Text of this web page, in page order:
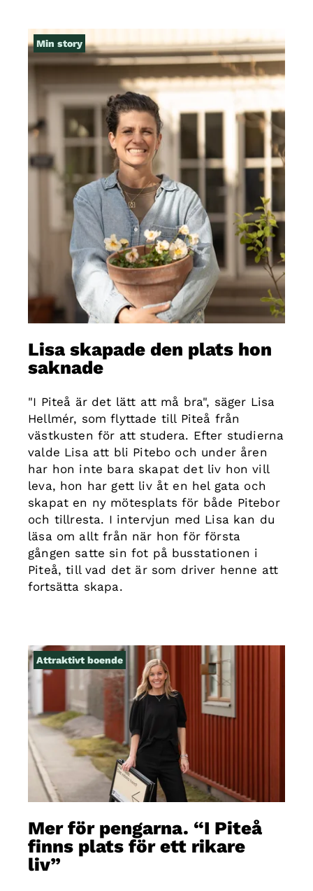
Min story
Lisa skapade den plats hon
saknade
"I Piteå är det lätt att må bra", säger Lisa
Hellmér, som flyttade till Piteå från
västkusten för att studera. Efter studierna
valde Lisa att bli Pitebo och under åren
har hon inte bara skapat det liv hon vill
leva, hon har gett liv åt en hel gata och
skapat en ny mötesplats för både Pitebor
och tillresta. I intervjun med Lisa kan du
läsa om allt från när hon för första
gången satte sin fot på busstationen i
Piteå, till vad det är som driver henne att
fortsätta skapa.
Attraktivt boende
Mer för pengarna. “I Piteå
finns plats för ett rikare
liv”